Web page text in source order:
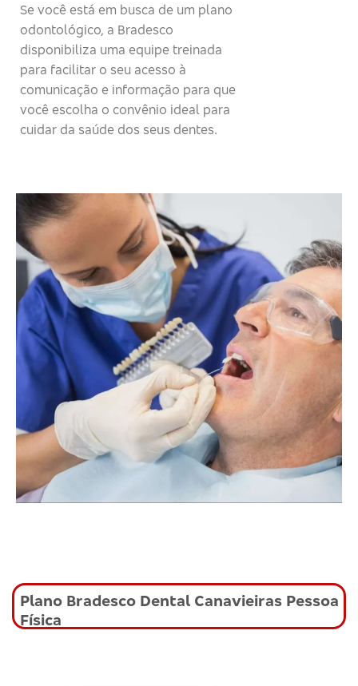
Se você está em busca de um plano
odontológico, a Bradesco
disponibiliza uma equipe treinada
para facilitar o seu acesso à
comunicação e informação para que
você escolha o convênio ideal para
cuidar da saúde dos seus dentes.
Plano Bradesco Dental Canavieiras Pessoa
Física